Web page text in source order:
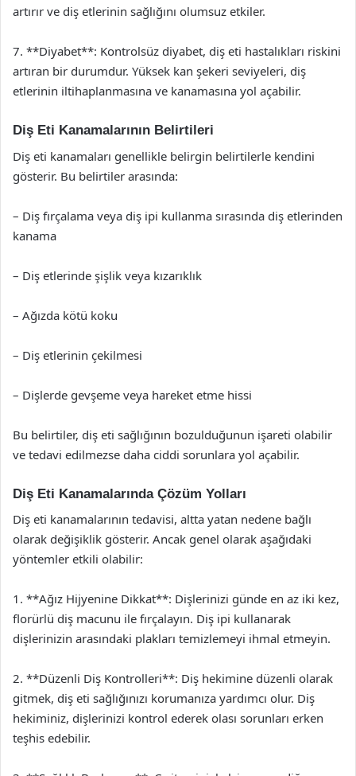
artırır ve diş etlerinin sağlığını olumsuz etkiler.
7. **Diyabet**: Kontrolsüz diyabet, diş eti hastalıkları riskini
artıran bir durumdur. Yüksek kan şekeri seviyeleri, diş
etlerinin iltihaplanmasına ve kanamasına yol açabilir.
Diş Eti Kanamalarının Belirtileri
Diş eti kanamaları genellikle belirgin belirtilerle kendini
gösterir. Bu belirtiler arasında:
– Diş fırçalama veya diş ipi kullanma sırasında diş etlerinden
kanama
– Diş etlerinde şişlik veya kızarıklık
– Ağızda kötü koku
– Diş etlerinin çekilmesi
– Dişlerde gevşeme veya hareket etme hissi
Bu belirtiler, diş eti sağlığının bozulduğunun işareti olabilir
ve tedavi edilmezse daha ciddi sorunlara yol açabilir.
Diş Eti Kanamalarında Çözüm Yolları
Diş eti kanamalarının tedavisi, altta yatan nedene bağlı
olarak değişiklik gösterir. Ancak genel olarak aşağıdaki
yöntemler etkili olabilir:
1. **Ağız Hijyenine Dikkat**: Dişlerinizi günde en az iki kez,
florürlü diş macunu ile fırçalayın. Diş ipi kullanarak
dişlerinizin arasındaki plakları temizlemeyi ihmal etmeyin.
2. **Düzenli Diş Kontrolleri**: Diş hekimine düzenli olarak
gitmek, diş eti sağlığınızı korumanıza yardımcı olur. Diş
hekiminiz, dişlerinizi kontrol ederek olası sorunları erken
teşhis edebilir.